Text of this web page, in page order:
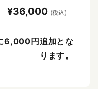
¥36,000 (税込)
6,000円追加とな
ります。